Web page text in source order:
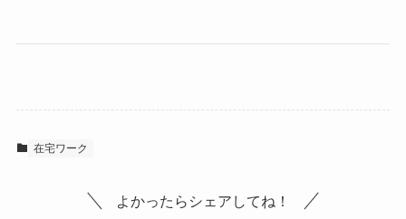
在宅ワーク
よかったらシェアしてね！